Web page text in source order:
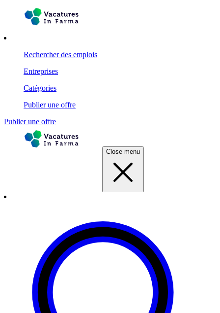
Rechercher des emplois
Entreprises
Catégories
Publier une offre
Publier une offre
Close menu